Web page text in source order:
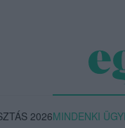
2026MINDENKI